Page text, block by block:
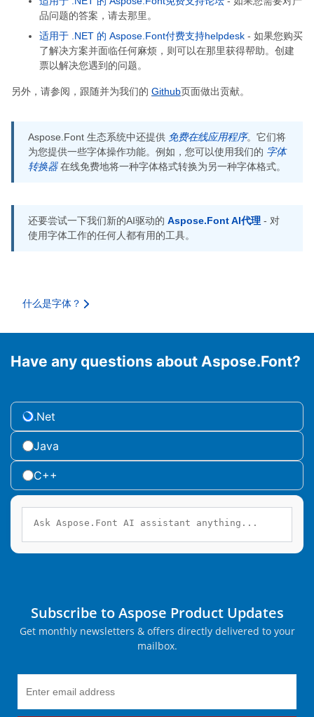
品问题的答案，请去那里。
适用于 .NET 的 Aspose.Font付费支持helpdesk - 如果您购买
了解决方案并面临任何麻烦，则可以在那里获得帮助。创建
票以解决您遇到的问题。
另外，请参阅，跟随并为我们的 Github页面做出贡献。
Aspose.Font 生态系统中还提供 免费在线应用程序。它们将
为您提供一些字体操作功能。例如，您可以使用我们的 字体
转换器在线免费地将一种字体格式转换为另一种字体格式。
还要尝试一下我们新的AI驱动的 Aspose.Font AI代理 - 对
使用字体工作的任何人都有用的工具。
什么是字体？
Have any questions about Aspose.Font?
.Net
Java
C++
Subscribe to Aspose Product Updates
Get monthly newsletters & offers directly delivered to your
mailbox.